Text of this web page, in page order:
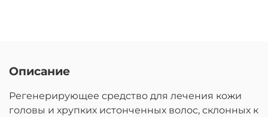
Описание
Регенерирующее средство для лечения кожи
головы и хрупких истонченных волос, склонных к